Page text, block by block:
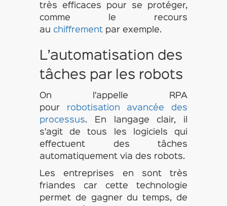
très efficaces pour se protéger,
comme le recours
au chiffrementpar exemple.
L’automatisation des
tâches par les robots
On l’appelle RPA
pour robotisation avancée des
processus. En langage clair, il
s’agit de tous les logiciels qui
effectuent des tâches
automatiquement via des robots.
Les entreprises en sont très
friandes car cette technologie
permet de gagner du temps, de